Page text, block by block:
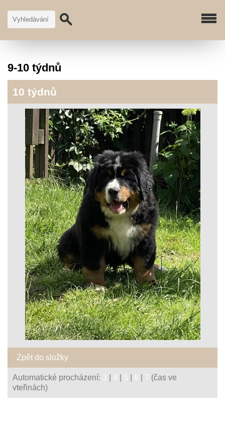
9-10 týdnů
10 týdnů
Zpět do složky
Automatické procházení: 3 4 5 6 7 (čas ve
vteřinách)